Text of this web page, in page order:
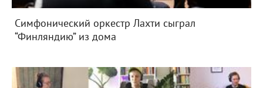
Симфонический оркестр Лахти сыграл
“Финляндию” из дома